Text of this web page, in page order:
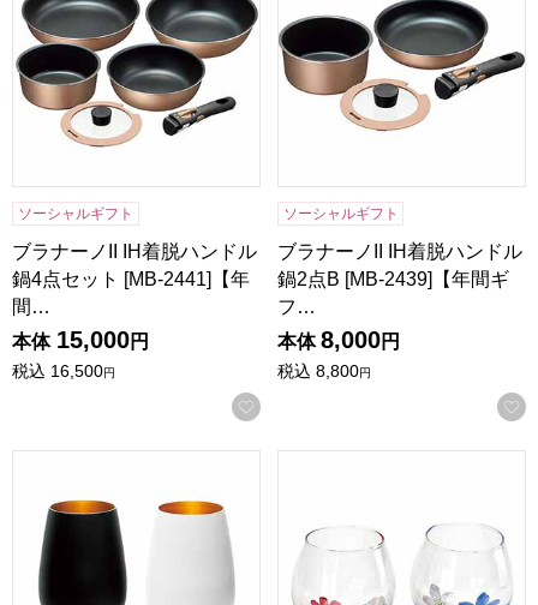
ソーシャルギフト
ブラナーノII IH着脱ハンドル
鍋4点セット [MB-2441]【年
間…
本体 15,000円
税込 16,500円
お気に入りに登録する
ソーシャルギフト
ブラナーノII IH着脱ハンドル
鍋2点B [MB-2439]【年間ギ
フ…
本体 8,000円
税込 8,800円